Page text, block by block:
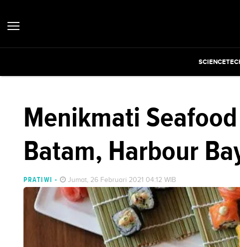
Menikmati
Batam, Harbour
PRATIWI - Jumat, 26 Februari 2021 04:12 WIB